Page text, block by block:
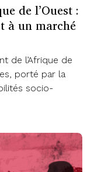
de l’Ouest :
à un marché
de l’Afrique de
porté par la
socio-